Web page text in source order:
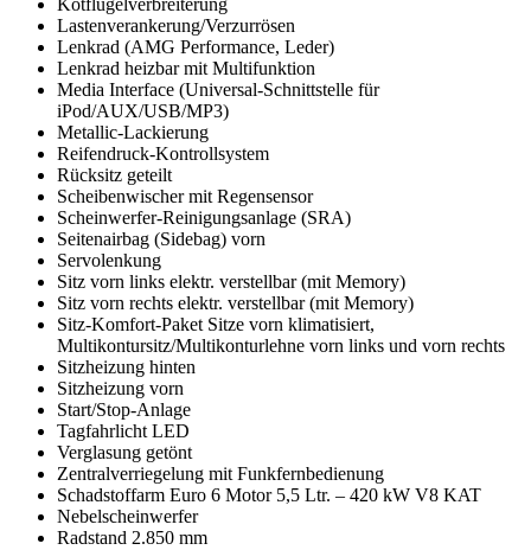
Kotflügelverbreiterung
Lastenverankerung/Verzurrösen
Lenkrad (AMG Performance, Leder)
Lenkrad heizbar mit Multifunktion
Media Interface (Universal-Schnittstelle für
iPod/AUX/USB/MP3)
Metallic-Lackierung
Reifendruck-Kontrollsystem
Rücksitz geteilt
Scheibenwischer mit Regensensor
Scheinwerfer-Reinigungsanlage (SRA)
Seitenairbag (Sidebag) vorn
Servolenkung
Sitz vorn links elektr. verstellbar (mit Memory)
Sitz vorn rechts elektr. verstellbar (mit Memory)
Sitz-Komfort-Paket Sitze vorn klimatisiert,
Multikontursitz/Multikonturlehne vorn links und vorn rechts
Sitzheizung hinten
Sitzheizung vorn
Start/Stop-Anlage
Tagfahrlicht LED
Verglasung getönt
Zentralverriegelung mit Funkfernbedienung
Schadstoffarm Euro 6 Motor 5,5 Ltr. – 420 kW V8 KAT
Nebelscheinwerfer
Radstand 2.850 mm